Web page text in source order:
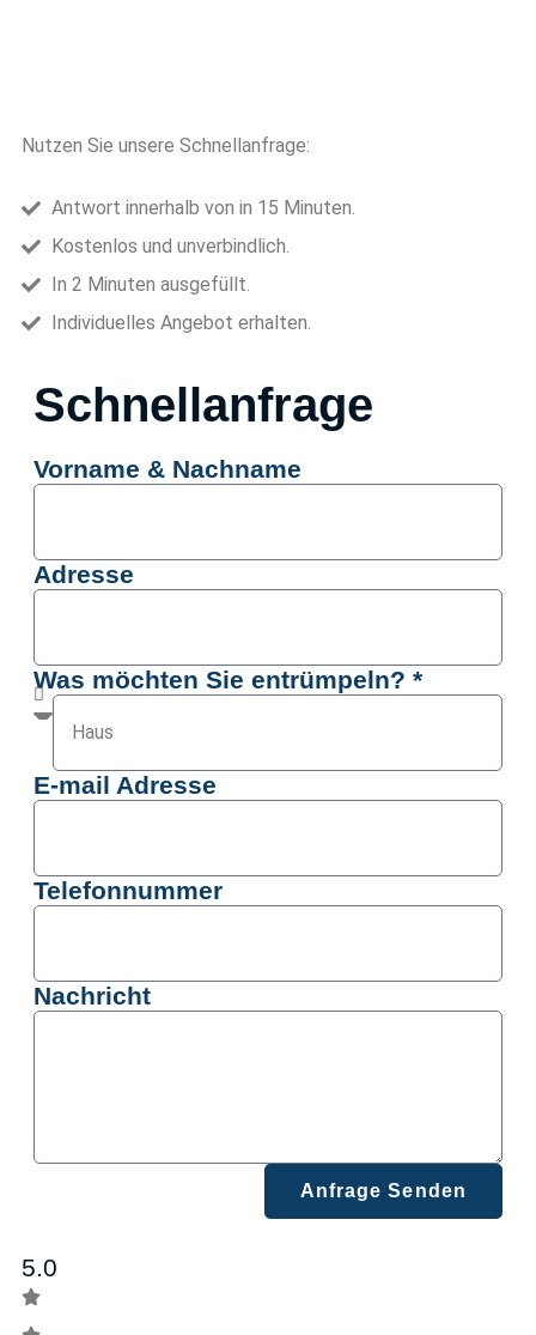
Nutzen Sie unsere Schnellanfrage:
Antwort innerhalb von in 15 Minuten.
Kostenlos und unverbindlich.
In 2 Minuten ausgefüllt.
Individuelles Angebot erhalten.
Schnellanfrage
Vorname & Nachname
Adresse
Was möchten Sie entrümpeln? *
E-mail Adresse
Telefonnummer
Nachricht
Anfrage Senden
5.0